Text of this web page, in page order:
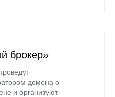
брокер»
домена о
и организуют